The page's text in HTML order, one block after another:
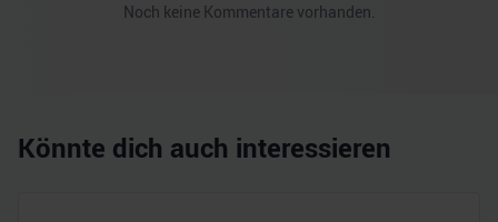
Noch keine Kommentare vorhanden.
Könnte dich auch interessieren